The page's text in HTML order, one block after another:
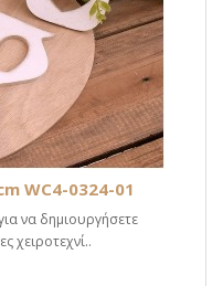
WC4-0324-01
να δημιουργήσετε
χειροτεχνί..